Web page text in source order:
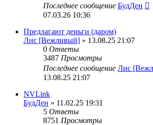
Последнее сообщение БудДен
07.03.26 10:36
Предлагают деньги (даром)
Лис [Вежливый] » 13.08.25 21:07
0 Ответы
3487 Просмотры
Последнее сообщение Лис
13.08.25 21:07
NVLink
БудДен » 11.02.25 19:31
5 Ответы
8751 Просмотры